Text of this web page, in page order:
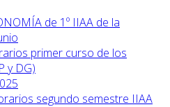
de 1º IIAA de la
primer curso de los
y DG)
segundo semestre IIAA